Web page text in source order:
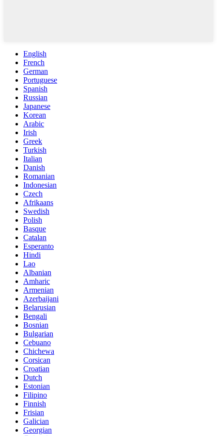
English
French
German
Portuguese
Spanish
Russian
Japanese
Korean
Arabic
Irish
Greek
Turkish
Italian
Danish
Romanian
Indonesian
Czech
Afrikaans
Swedish
Polish
Basque
Catalan
Esperanto
Hindi
Lao
Albanian
Amharic
Armenian
Azerbaijani
Belarusian
Bengali
Bosnian
Bulgarian
Cebuano
Chichewa
Corsican
Croatian
Dutch
Estonian
Filipino
Finnish
Frisian
Galician
Georgian